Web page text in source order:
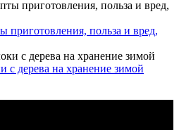
приготовления, польза и вред,
с дерева на хранение зимой